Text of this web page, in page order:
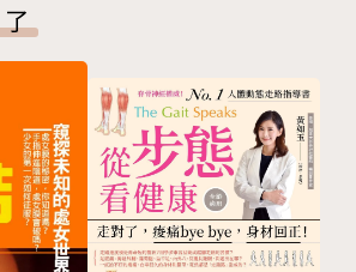
疾病的全天然療方
經病變、慢性疲勞症候群、腎上腺疲
期症狀、甲狀腺失調、顳顎關節症候
疫疾病、類風濕性關節炎、狼瘡、多
性疲勞症候群與纖維肌痛症
症
節炎
不足與橋本氏甲狀腺炎
病背後的秘密
病與低血糖症